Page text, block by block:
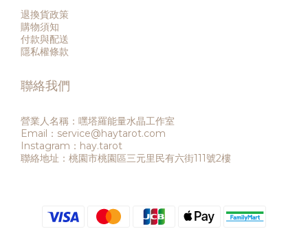
退換貨政策
購物須知
付款與配送
隱私權條款
聯絡我們
營業人名稱：嘿塔羅能量水晶工作室
Email：service@haytarot.com
Instagram：hay.tarot
聯絡地址：桃園市桃園區三元里民有六街111號2樓